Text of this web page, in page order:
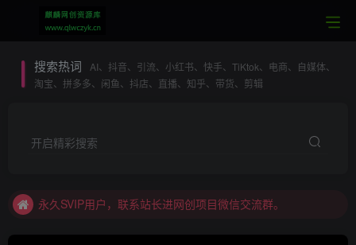
搜索热词
AI、抖音、引流、小红书、快手、TiKtok、电商、自媒体、
淘宝、拼多多、闲鱼、抖店、直播、知乎、带货、剪辑
开启精彩搜索
本站SVIP：专属SVIP网创项目微信交流群
永久SVIP用户，联系站长进网创项目微信交流群。